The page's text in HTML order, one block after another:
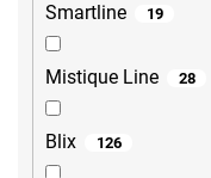
Smartline 19
Mistique Line 28
Blix 126